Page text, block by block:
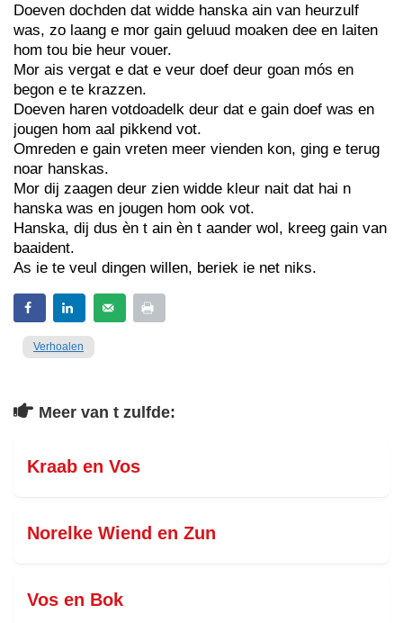
Doeven dochden dat widde hanska ain van heurzulf
was, zo laang e mor gain geluud moaken dee en laiten
hom tou bie heur vouer.
Mor ais vergat e dat e veur doef deur goan mós en
begon e te krazzen.
Doeven haren votdoadelk deur dat e gain doef was en
jougen hom aal pikkend vot.
Omreden e gain vreten meer vienden kon, ging e terug
noar hanskas.
Mor dij zaagen deur zien widde kleur nait dat hai n
hanska was en jougen hom ook vot.
Hanska, dij dus èn t ain èn t aander wol, kreeg gain van
baaident.
As ie te veul dingen willen, beriek ie net niks.
Verhoalen
Meer van t zulfde:
Kraab en Vos
Norelke Wiend en Zun
Vos en Bok